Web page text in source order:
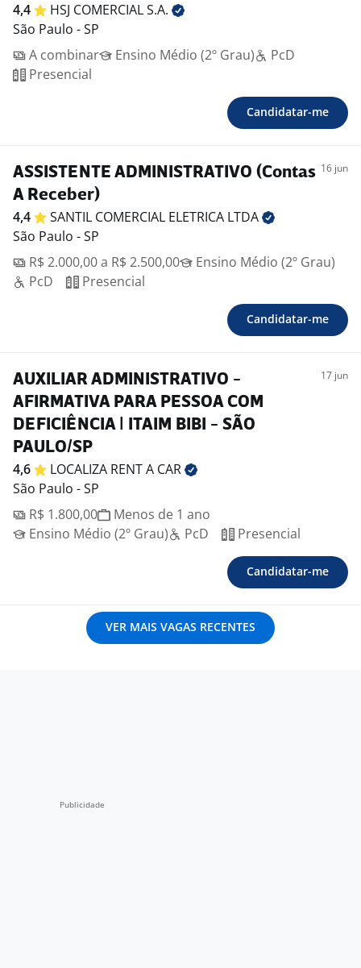
4,4 HSJ COMERCIALS.A.
São Paulo - SP
A combinar
Ensino Médio (2º Grau)
PcD
Presencial
Candidatar-me
ASSISTENTE ADMINISTRATIVO (Contas
A Receber)
16 jun
4,4 SANTIL COMERCIAL ELETRICA LTDA
São Paulo - SP
R$ 2.000,00 a R$ 2.500,00
Ensino Médio (2º Grau)
PcD
Presencial
Candidatar-me
AUXILIAR ADMINISTRATIVO -
AFIRMATIVA PARA PESSOA COM
DEFICIÊNCIA | ITAIM BIBI - SÃO
PAULO/SP
17 jun
4,6 LOCALIZA RENT A CAR
São Paulo - SP
R$ 1.800,00
Menos de 1 ano
Ensino Médio (2º Grau)
PcD Presencial
Candidatar-me
VER MAIS VAGAS RECENTES